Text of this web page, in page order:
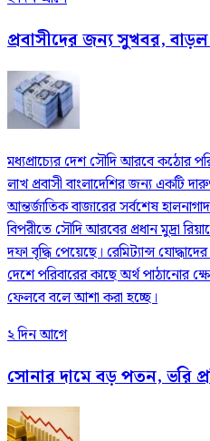
প্রবাসীদের জন্য সুখবর,
মধ্যপ্রাচ্যের দেশ সৌদি আরবে কঠোর
লাখ প্রবাসী বাংলাদেশির জন্য একটি
আন্তর্জাতিক বাজারের সর্বশেষ
বিপরীতে সৌদি আরবের প্রধান মুদ্রা
দফা বৃদ্ধি পেয়েছে। রেমিট্যান্স
দেশে পরিবারের কাছে অর্থ পাঠানোর
ফেলবে বলে আশা করা হচ্ছে।
২ দিন আগে
সোনার দামে বড় পতন, ভরি